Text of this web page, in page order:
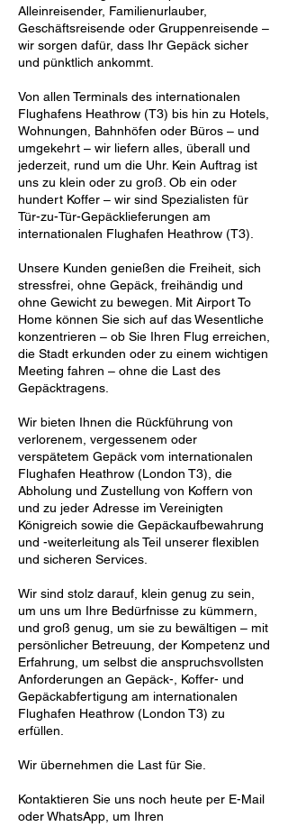
Alleinreisender, Familienurlauber,
Geschäftsreisende oder Gruppenreisende –
wir sorgen dafür, dass Ihr Gepäck sicher
und pünktlich ankommt.
Von allen Terminals des internationalen
Flughafens Heathrow (T3) bis hin zu Hotels,
Wohnungen, Bahnhöfen oder Büros – und
umgekehrt – wir liefern alles, überall und
jederzeit, rund um die Uhr. Kein Auftrag ist
uns zu klein oder zu groß. Ob ein oder
hundert Koffer – wir sind Spezialisten für
Tür-zu-Tür-Gepäcklieferungen am
internationalen Flughafen Heathrow (T3).
Unsere Kunden genießen die Freiheit, sich
stressfrei, ohne Gepäck, freihändig und
ohne Gewicht zu bewegen. Mit Airport To
Home können Sie sich auf das Wesentliche
konzentrieren – ob Sie Ihren Flug erreichen,
die Stadt erkunden oder zu einem wichtigen
Meeting fahren – ohne die Last des
Gepäcktragens.
Wir bieten Ihnen die Rückführung von
verlorenem, vergessenem oder
verspätetem Gepäck vom internationalen
Flughafen Heathrow (London T3), die
Abholung und Zustellung von Koffern von
und zu jeder Adresse im Vereinigten
Königreich sowie die Gepäckaufbewahrung
und -weiterleitung als Teil unserer flexiblen
und sicheren Services.
Wir sind stolz darauf, klein genug zu sein,
um uns um Ihre Bedürfnisse zu kümmern,
und groß genug, um sie zu bewältigen – mit
persönlicher Betreuung, der Kompetenz und
Erfahrung, um selbst die anspruchsvollsten
Anforderungen an Gepäck-, Koffer- und
Gepäckabfertigung am internationalen
Flughafen Heathrow (London T3) zu
erfüllen.
Wir übernehmen die Last für Sie.
Kontaktieren Sie uns noch heute per E-Mail
oder WhatsApp, um Ihren